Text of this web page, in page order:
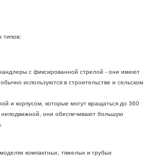
типов:
с фиксированной стрелой - они имеют
используются в строительстве и сельском
и корпусом, которые могут вращаться до 360
неподвижной, они обеспечивают большую
компактных, тяжелых и грубых